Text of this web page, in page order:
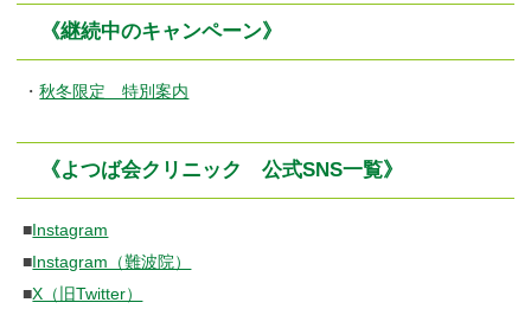
《継続中のキャンペーン》
・秋冬限定 特別案内
《よつば会クリニック 公式SNS一覧》
■Instagram
■Instagram（難波院）
■X（旧Twitter）